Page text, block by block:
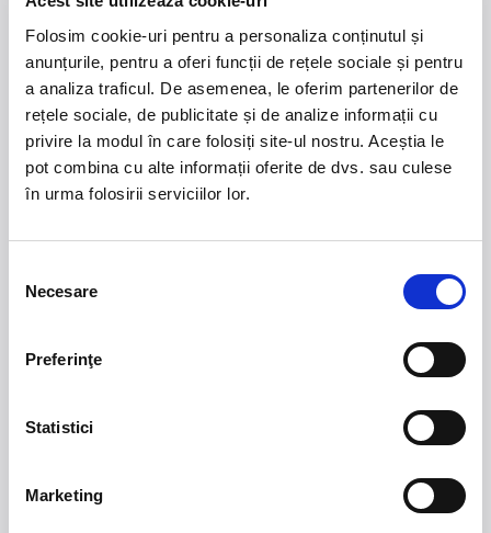
Folosim cookie-uri pentru a personaliza conținutul și
anunțurile, pentru a oferi funcții de rețele sociale și pentru
a analiza traficul. De asemenea, le oferim partenerilor de
rețele sociale, de publicitate și de analize informații cu
privire la modul în care folosiți site-ul nostru. Aceștia le
pot combina cu alte informații oferite de dvs. sau culese
în urma folosirii serviciilor lor.
consimțământului
Necesare
Preferinţe
Statistici
Marketing
Vă aşteptăm cu drag!
Până atunci… toate cele bune!
NOSTALGIA Litoral
Morgan Jay - La Dolce
Summer Well 2026